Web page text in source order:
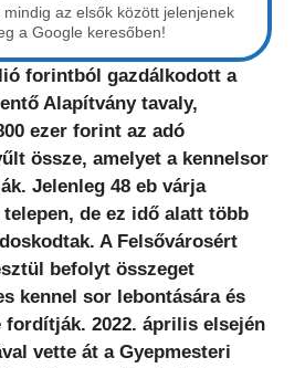
az elsők között jelenjenek
a Google keresőben!
forintból gazdálkodott a
Alapítvány tavaly,
ezer forint az adó
össze, amelyet a kennelsor
Jelenleg 48 eb várja
de ez idő alatt több
A Felsővárosért
befolyt összeget
kennel sor lebontására és
fordítják. 2022. április elsején
vette át a Gyepmesteri